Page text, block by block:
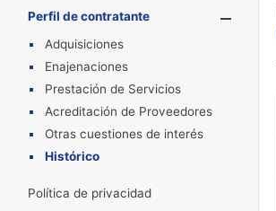
Perfil de contratante
Adquisiciones
Enajenaciones
Prestación de Servicios
Acreditación de Proveedores
Otras cuestiones de interés
Histórico
Política de privacidad